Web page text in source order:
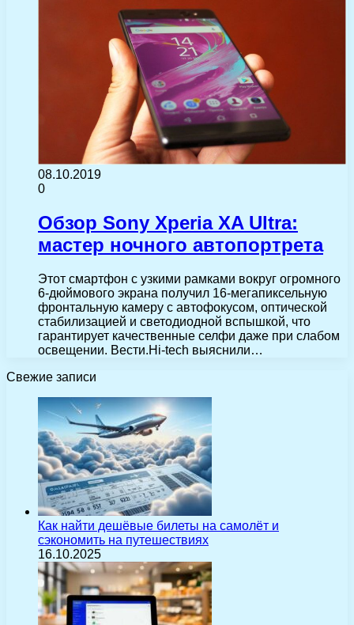
08.10.2019
0
Обзор Sony Xperia XA Ultra:
мастер ночного автопортрета
Этот смартфон с узкими рамками вокруг огромного
6-дюймового экрана получил 16-мегапиксельную
фронтальную камеру с автофокусом, оптической
стабилизацией и светодиодной вспышкой, что
гарантирует качественные селфи даже при слабом
освещении. Вести.Hi-tech выяснили…
Свежие записи
Как найти дешёвые билеты на самолёт и
сэкономить на путешествиях
16.10.2025